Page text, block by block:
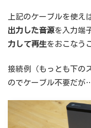
上記のケーブルを使え
出力した音源を入力端
力して再生をおこなう
接続例（もっとも下の
のでケーブル不要だが…